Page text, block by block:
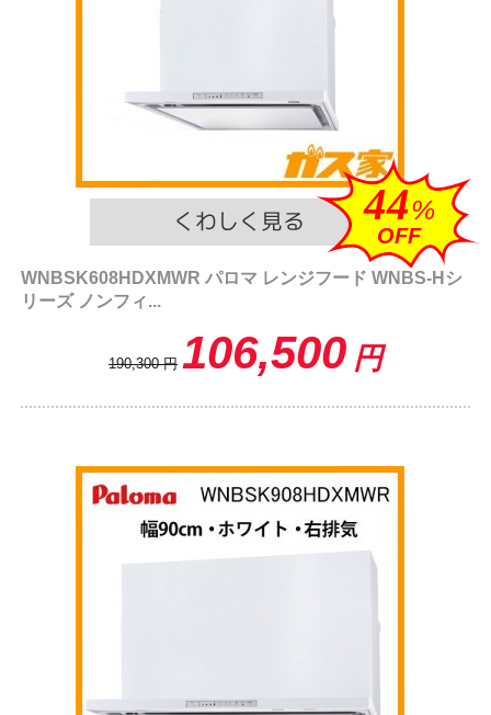
44%
OFF
WNBSK608HDXMWR パロマ レンジフード WNBS-Hシ
リーズ ノンフィ...
190,300 円 106,500 円